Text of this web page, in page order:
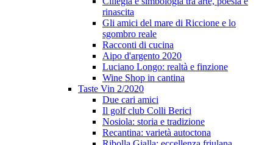
rinascita
Gli amici del mare di Riccione e lo
sgombro reale
Racconti di cucina
Aipo d'argento 2020
Luciano Longo: realtà e finzione
Wine Shop in cantina
Taste Vin 2/2020
Due cari amici
Il golf club Colli Berici
Nosiola: storia e tradizione
Recantina: varietà autoctona